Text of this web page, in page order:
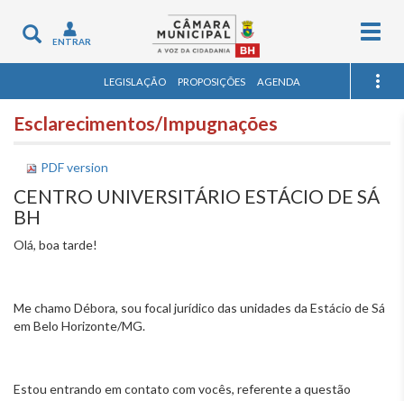
Toggle
navigation
ENTRAR
LEGISLAÇÃO PROPOSIÇÕES AGENDA
Esclarecimentos/Impugnações
PDF version
CENTRO UNIVERSITÁRIO ESTÁCIO DE SÁ
BH
Olá, boa tarde!
Me chamo Débora, sou focal jurídico das unidades da Estácio de Sá
em Belo Horizonte/MG.
Estou entrando em contato com vocês, referente a questão